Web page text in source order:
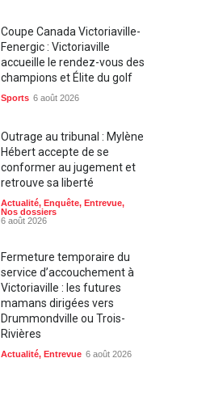
Coupe Canada Victoriaville-
Fenergic : Victoriaville
accueille le rendez-vous des
champions et Élite du golf
Sports 6 août 2026
Outrage au tribunal : Mylène
Hébert accepte de se
conformer au jugement et
retrouve sa liberté
Actualité, Enquête, Entrevue,
Nos dossiers
6 août 2026
Fermeture temporaire du
service d’accouchement à
Victoriaville : les futures
mamans dirigées vers
Drummondville ou Trois-
Rivières
Actualité, Entrevue 6 août 2026